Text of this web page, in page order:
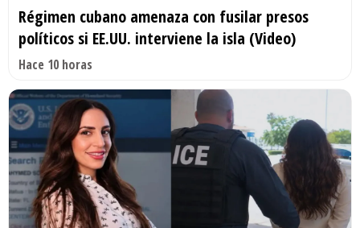
Régimen cubano amenaza con fusilar presos
políticos si EE.UU. interviene la isla (Video)
Hace 10 horas